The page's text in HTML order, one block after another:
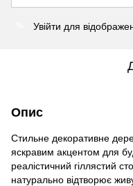
Увійти для
Опис
Стильне декоративне
яскравим акцентом для
реалістичний гіллястий
натурально відтворює